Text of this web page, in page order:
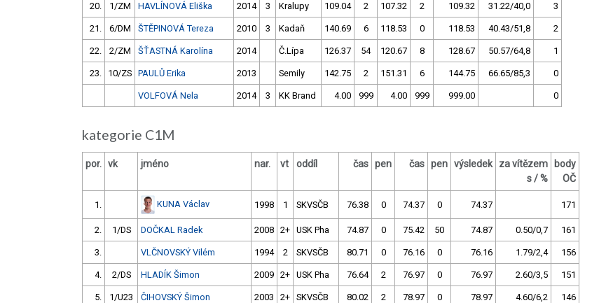
20. 1/ZM HAVLÍNOVÁ Eliška 2014 3 Kralupy 109.04 2 107.32 2 109.32 31.22/40,0 3
21. 6/DM ŠTĚPINOVÁ Tereza 2010 3 Kadaň 140.69 6 118.53 0 118.53 40.43/51,8 2
22. 2/ZM ŠŤASTNÁ Karolína 2014 Č.Lípa 126.37 54 120.67 8 128.67 50.57/64,8 1
23. 10/ZS PAULŮ Erika 2013 Semily 142.75 2 151.31 6 144.75 66.65/85,3 0
VOLFOVÁ Nela 2014 3 KK Brand 4.00 999 4.00 999 999.00 0
kategorie C1M
por. vk jméno nar. vt oddíl čas pen čas pen výsledek
za vítězem
s / %
body
OČ
1. KUNA Václav 1998 1 SKVSČB 76.38 0 74.37 0 74.37 171
2. 1/DS DOČKAL Radek 2008 2+ USK Pha 74.87 0 75.42 50 74.87 0.50/0,7 161
3. VLČNOVSKÝ Vilém 1994 2 SKVSČB 80.71 0 76.16 0 76.16 1.79/2,4 156
4. 2/DS HLADÍK Šimon 2009 2+ USK Pha 76.64 2 76.97 0 76.97 2.60/3,5 151
5. 1/U23 ČIHOVSKÝ Šimon 2003 2+ SKVSČB 80.02 2 78.97 0 78.97 4.60/6,2 146